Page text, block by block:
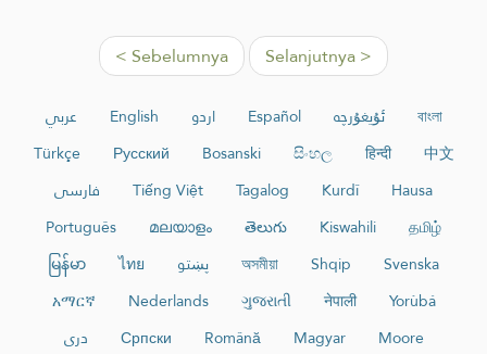
< Sebelumnya Selanjutnya >
عربي English اردو Español ئۇيغۇرچە
বাংলা
Türkçe
Русский Bosanski සිංහල हिन्दी
中文
فارسی
Tiếng Việt Tagalog Kurdî
Hausa
Português
മലയാളം తెలుగు Kiswahili
தமிழ்
မြန်မာ
ไทย پښتو অসমীয়া Shqip
Svenska
አማርኛ
Nederlands ગુજરાતી नेपाली
Yorùbá
دری
Српски Română Magyar
Moore